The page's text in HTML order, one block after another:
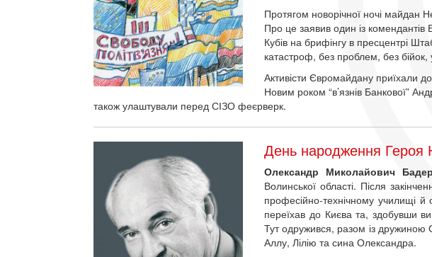
Протягом новорічної ночі майдан
Про це заявив один із
Кубів на брифінгу в пресцентрі
катастроф, без проблем, без бійок,
Активісти Євромайдану приїхали
Новим роком “в’язнів Банкової”
також улаштували перед СІЗО феєрверк.
День народження Героя
Олександр Миколайович
Волинської області. Після
професійно-технічному училищі
переїхав до Києва та, здобувши
Тут одружився, разом із дружиною
Аллу, Лілію та сина Олександра.